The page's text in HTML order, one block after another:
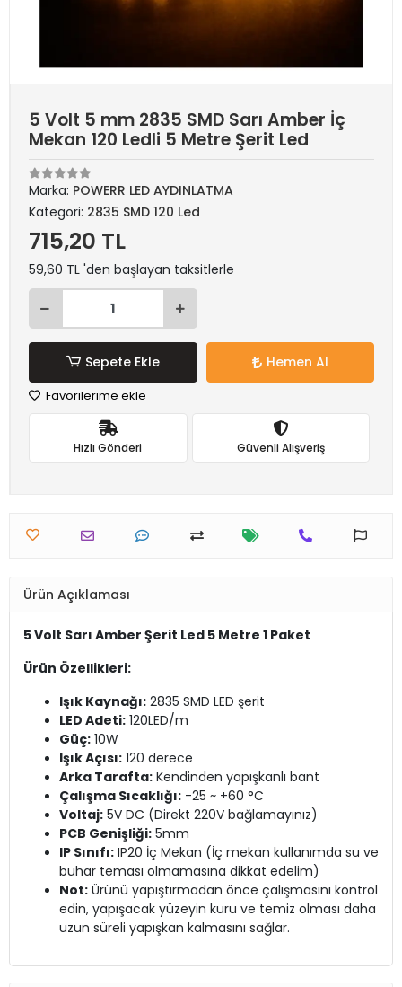
5 Volt 5 mm 2835 SMD Sarı Amber İç
Mekan 120 Ledli 5 Metre Şerit Led
Marka: POWERR LED AYDINLATMA
Kategori: 2835 SMD 120 Led
715,20 TL
59,60 TL 'den başlayan taksitlerle
Sepete Ekle Hemen Al
Favorilerime ekle
Hızlı Gönderi Güvenli Alışveriş
Ürün Açıklaması
5 Volt Sarı Amber Şerit Led 5 Metre 1 Paket
Ürün Özellikleri:
Işık Kaynağı: 2835 SMD LED şerit
LED Adeti: 120LED/m
Güç: 10W
Işık Açısı: 120 derece
Arka Tarafta: Kendinden yapışkanlı bant
Çalışma Sıcaklığı: -25 ~ +60 °C
Voltaj: 5V DC (Direkt 220V bağlamayınız)
PCB Genişliği: 5mm
IP Sınıfı: IP20 İç Mekan (İç mekan kullanımda su ve
buhar teması olmamasına dikkat edelim)
Not: Ürünü yapıştırmadan önce çalışmasını kontrol
edin, yapışacak yüzeyin kuru ve temiz olması daha
uzun süreli yapışkan kalmasını sağlar.